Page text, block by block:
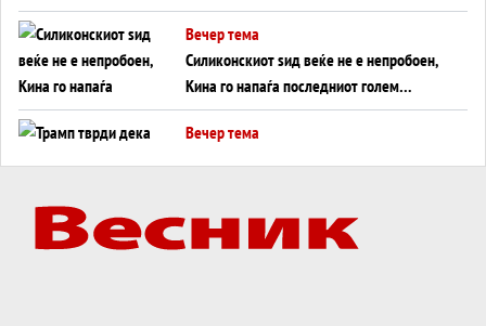
американска копнена инвазија
Вечер тема
Силиконскиот ѕид веќе не е непробоен,
Кина го напаѓа последниот голем
монопол на Западот?
Вечер тема
Вечер тема
ДЛАБОКО УДОЛУ: Сметководствените